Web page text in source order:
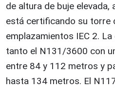
de altura de buje
está certificando su torre
emplazamientos IEC 2.
tanto el N131/3600 con
entre 84 y 112 metros y
hasta 134 metros. El